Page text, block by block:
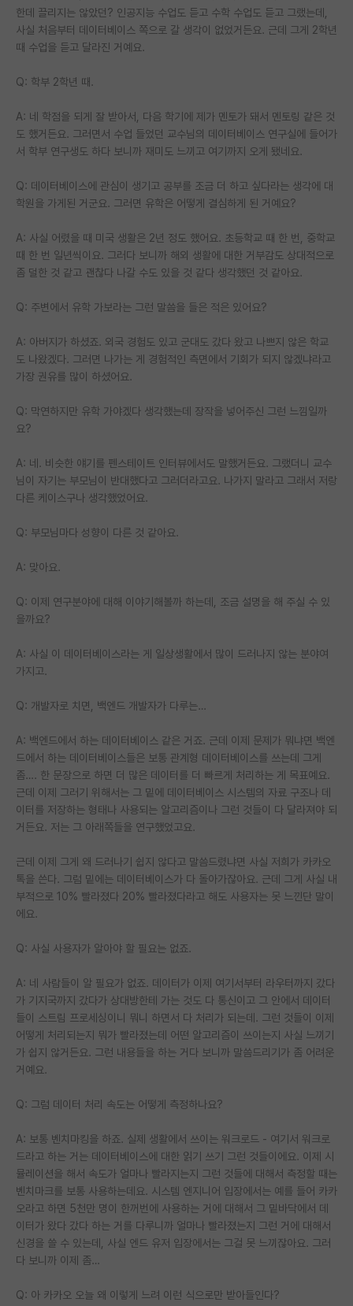
한데 끌리지는 않았던? 인공지능 수업도 듣고 수학 수업도 듣고 그랬는데,
사실 처음부터 데이터베이스 쪽으로 갈 생각이 없었거든요. 근데 그게 2학년
때 수업을 듣고 달라진 거예요.
Q: 학부 2학년 때.
A: 네 학점을 되게 잘 받아서, 다음 학기에 제가 멘토가 돼서 멘토링 같은 것
도 했거든요. 그러면서 수업 들었던 교수님의 데이터베이스 연구실에 들어가
서 학부 연구생도 하다 보니까 재미도 느끼고 여기까지 오게 됐네요.
Q: 데이터베이스에 관심이 생기고 공부를 조금 더 하고 싶다라는 생각에 대
학원을 가게된 거군요. 그러면 유학은 어떻게 결심하게 된 거예요?
A: 사실 어렸을 때 미국 생활은 2년 정도 했어요. 초등학교 때 한 번, 중학교
때 한 번 일년씩이요. 그러다 보니까 해외 생활에 대한 거부감도 상대적으로
좀 덜한 것 같고 괜찮다 나갈 수도 있을 것 같다 생각했던 것 같아요.
Q: 주변에서 유학 가보라는 그런 말씀을 들은 적은 있어요?
A: 아버지가 하셨죠. 외국 경험도 있고 군대도 갔다 왔고 나쁘지 않은 학교
도 나왔겠다. 그러면 나가는 게 경험적인 측면에서 기회가 되지 않겠냐라고
가장 권유를 많이 하셨어요.
Q: 막연하지만 유학 가야겠다 생각했는데 장작을 넣어주신 그런 느낌일까
요?
A: 네. 비슷한 얘기를 펜스테이트 인터뷰에서도 말했거든요. 그랬더니 교수
님이 자기는 부모님이 반대했다고 그러더라고요. 나가지 말라고 그래서 저랑
다른 케이스구나 생각했었어요.
Q: 부모님마다 성향이 다른 것 같아요.
A: 맞아요.
Q: 이제 연구분야에 대해 이야기해볼까 하는데, 조금 설명을 해 주실 수 있
을까요?
A: 사실 이 데이터베이스라는 게 일상생활에서 많이 드러나지 않는 분야여
가지고.
Q: 개발자로 치면, 백엔드 개발자가 다루는…
A: 백엔드에서 하는 데이터베이스 같은 거죠. 근데 이제 문제가 뭐냐면 백엔
드에서 하는 데이터베이스들은 보통 관계형 데이터베이스를 쓰는데 그게
좀…. 한 문장으로 하면 더 많은 데이터를 더 빠르게 처리하는 게 목표예요.
근데 이제 그러기 위해서는 그 밑에 데이터베이스 시스템의 자료 구조나 데
이터를 저장하는 형태나 사용되는 알고리즘이나 그런 것들이 다 달라져야 되
거든요. 저는 그 아래쪽들을 연구했었고요.
근데 이제 그게 왜 드러나기 쉽지 않다고 말씀드렸냐면 사실 저희가 카카오
톡을 쓴다. 그럼 밑에는 데이터베이스가 다 돌아가잖아요. 근데 그게 사실 내
부적으로 10% 빨라졌다 20% 빨라졌다라고 해도 사용자는 못 느낀단 말이
에요.
Q: 사실 사용자가 알아야 할 필요는 없죠.
A: 네 사람들이 알 필요가 없죠. 데이터가 이제 여기서부터 라우터까지 갔다
가 기지국까지 갔다가 상대방한테 가는 것도 다 통신이고 그 안에서 데이터
들이 스트림 프로세싱이니 뭐니 하면서 다 처리가 되는데. 그런 것들이 이제
어떻게 처리되는지 뭐가 빨라졌는데 어떤 알고리즘이 쓰이는지 사실 느끼기
가 쉽지 않거든요. 그런 내용들을 하는 거다 보니까 말씀드리기가 좀 어려운
거예요.
Q: 그럼 데이터 처리 속도는 어떻게 측정하나요?
A: 보통 벤치마킹을 하죠. 실제 생활에서 쓰이는 워크로드 - 여기서 워크로
드라고 하는 거는 데이터베이스에 대한 읽기 쓰기 그런 것들이에요. 이제 시
뮬레이션을 해서 속도가 얼마나 빨라지는지 그런 것들에 대해서 측정할 때는
벤치마크를 보통 사용하는데요. 시스템 엔지니어 입장에서는 예를 들어 카카
오라고 하면 5천만 명이 한꺼번에 사용하는 거에 대해서 그 밑바닥에서 데
이터가 왔다 갔다 하는 거를 다루니까 얼마나 빨라졌는지 그런 거에 대해서
신경을 쓸 수 있는데, 사실 엔드 유저 입장에서는 그걸 못 느끼잖아요. 그러
다 보니까 이제 좀…
Q: 아 카카오 오늘 왜 이렇게 느려 이런 식으로만 받아들인다?